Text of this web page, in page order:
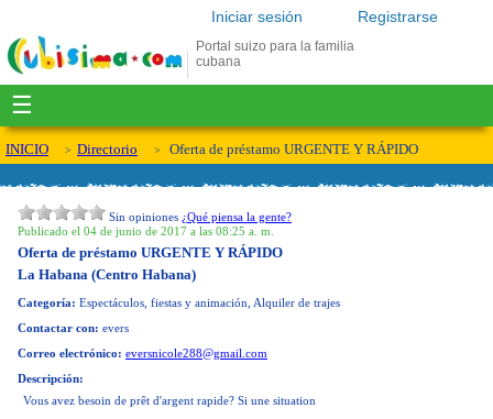
Registrarse
Iniciar sesión
Portal suizo para la familia
cubana
☰
INICIO Directorio Oferta de préstamo URGENTE Y RÁPIDO
Sin opiniones ¿Qué piensa la gente?
Publicado el 04 de junio de 2017 a las 08:25 a. m.
Oferta de préstamo URGENTE Y RÁPIDO
La Habana (Centro Habana)
Categoría: Espectáculos, fiestas y animación, Alquiler de trajes
Contactar con: evers
Correo electrónico: eversnicole288@gmail.com
Descripción:
Vous avez besoin de prêt d'argent rapide? Si une situation